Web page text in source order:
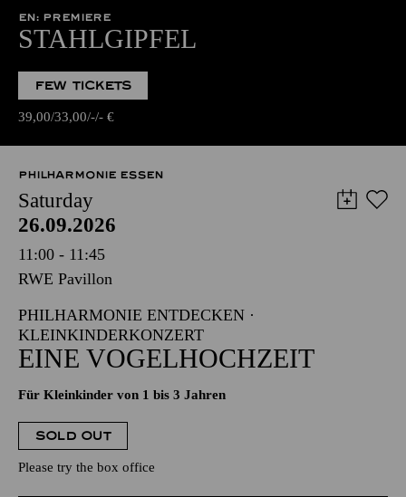
EN: PREMIERE
STAHLGIPFEL
FEW TICKETS
39,00 33,00 - - €
PHILHARMONIE ESSEN
Saturday
26.09.2026
11:00 - 11:45
RWE Pavillon
PHILHARMONIE ENTDECKEN ·
KLEINKINDERKONZERT
EINE VOGELHOCHZEIT
Für Kleinkinder von 1 bis 3 Jahren
SOLD OUT
Please try the box office